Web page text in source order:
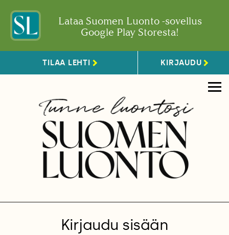
Lataa Suomen Luonto -sovellus
Google Play Storesta!
TILAA LEHTI KIRJAUDU
Kirjaudu sisään